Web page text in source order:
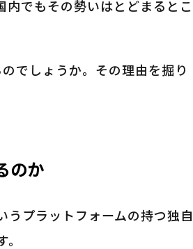
でもその勢いはとどまるとこ
でしょうか。その理由を掘り
のか
プラットフォームの持つ独自